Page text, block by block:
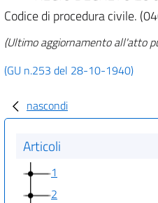
Codice di procedura civile.
(Ultimo aggiornamento all'atto
(GU n.253 del 28-10-1940)
nascondi
Articoli
1
2